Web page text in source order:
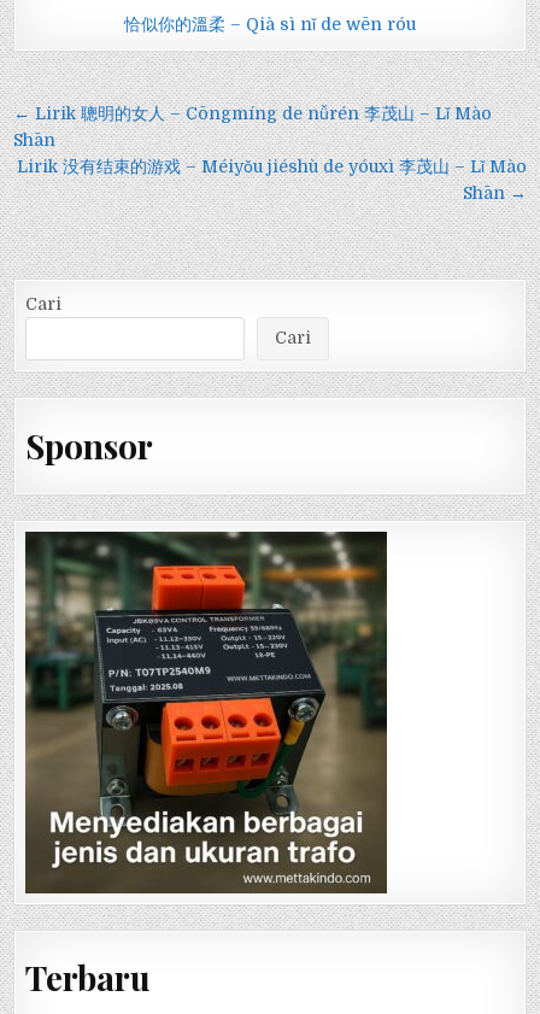
恰似你的溫柔 – Qià sì nǐ de wēn róu
Navigasi
pos
← Lirik 聰明的女人 – Cōngmíng de nǚrén 李茂山 – Lǐ Mào
Shān
Lirik 没有结束的游戏 – Méiyǒu jiéshù de yóuxì 李茂山 – Lǐ Mào
Shān →
Cari
Cari
Sponsor
Terbaru